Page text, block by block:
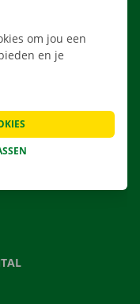
om jou een
en je